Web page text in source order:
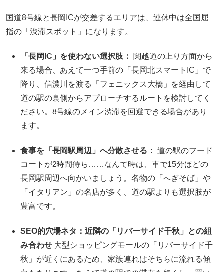
国道8号線と長岡ICが交差するエリアは、連休中は全国屈
指の「渋滞スポット」になります。
「長岡IC」を使わない選択肢：
関越道の上り方面から
来る場合、あえて一つ手前の「長岡北スマートIC」で
降り、信濃川を渡る「フェニックス大橋」を経由して
道の駅の裏側からアプローチするルートを検討してく
ださい。8号線のメイン渋滞を回避できる場合があり
ます。
食事を「長岡駅周辺」へ分散させる： 道の駅のフード
コートが2時間待ち……なんて時は、車で15分ほどの
長岡駅周辺へ向かいましょう。名物の「へぎそば」や
「イタリアン」の名店が多く、道の駅よりも選択肢が
豊富です。
SEO的穴場ネタ：近隣の「リバーサイド千秋」との組
み合わせ 大型ショッピングモールの「リバーサイド千
秋」が近くにあるため、家族連れはそちらに流れる傾